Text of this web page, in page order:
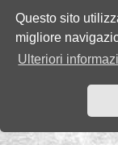
Questo sito
migliore
Ulteriori